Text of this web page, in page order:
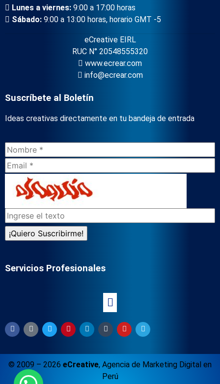
Lunes a viernes: 9:00 a 17:00 horas
Sábado: 9:00 a 13:00 horas, horario GMT -5
eCreative EIRL
RUC N° 20548555320
www.ecrear.com
info@ecrear.com
Suscríbete al Boletín
Ideas creativas directamente en tu bandeja de entrada
Servicios Profesionales
© 2009 – 2026 eCreative, Agencia de Marketing Digital en
Perú